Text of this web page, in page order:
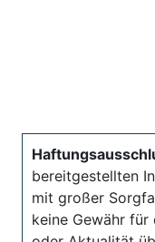
bereitgestellten
mit großer
keine Gewähr